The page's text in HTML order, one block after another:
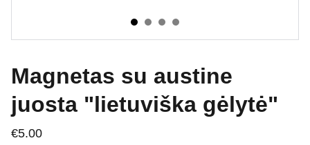
Magnetas su austine
juosta "lietuviška gėlytė"
€5.00